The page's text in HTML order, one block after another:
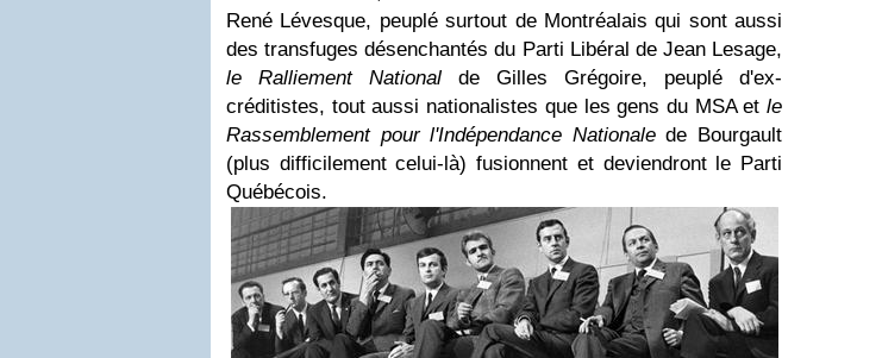
René Lévesque, peuplé surtout de Montréalais qui sont aussi
des transfuges désenchantés du Parti Libéral de Jean Lesage,
le Ralliement National de Gilles Grégoire, peuplé d'ex-
créditistes, tout aussi nationalistes que les gens du MSA et le
Rassemblement pour l'Indépendance Nationalede Bourgault
(plus difficilement celui-là) fusionnent et deviendront le Parti
Québécois.